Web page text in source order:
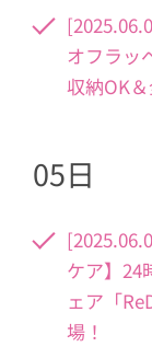
オフラッ
収納OK
05日
ケア】24
ェア「
場！